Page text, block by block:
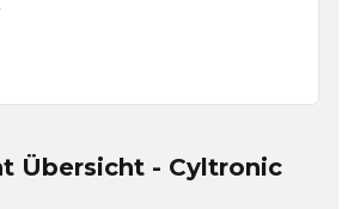
Übersicht - Cyltronic